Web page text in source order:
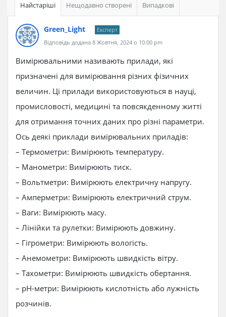
Найстаріші Нещодавно створені Випадкові
Green_Light
Експерт
Відповідь додана 8 Жовтня, 2024 о 10:00 pm
Вимірювальними називають прилади, які
призначені для вимірювання різних фізичних
величин. Ці прилади використовуються в науці,
промисловості, медицині та повсякденному житті
для отримання точних даних про різні параметри.
Ось деякі приклади вимірювальних приладів:
– Термометри: Вимірюють температуру.
– Манометри: Вимірюють тиск.
– Вольтметри: Вимірюють електричну напругу.
– Амперметри: Вимірюють електричний струм.
– Ваги: Вимірюють масу.
– Лінійки та рулетки: Вимірюють довжину.
– Гігрометри: Вимірюють вологість.
– Анемометри: Вимірюють швидкість вітру.
– Тахометри: Вимірюють швидкість обертання.
– pH-метри: Вимірюють кислотність або лужність
розчинів.